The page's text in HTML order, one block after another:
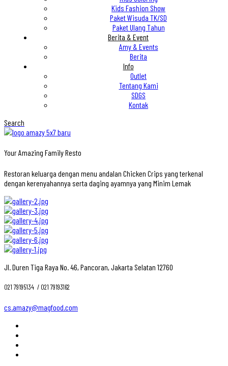
Kids Fashion Show
Paket Wisuda TK/SD
Paket Ulang Tahun
Berita & Event
Amy & Events
Berita
Info
Outlet
Tentang Kami
SDGS
Kontak
Search
Your Amazing Family Resto
Restoran keluarga dengan menu andalan Chicken Crips yang terkenal
dengan kerenyahannya serta daging ayamnya yang Minim Lemak
Jl. Duren Tiga Raya No. 46, Pancoran, Jakarta Selatan 12760
021 79195134 ‎ / 021 79193162
cs.amazy@magfood.com